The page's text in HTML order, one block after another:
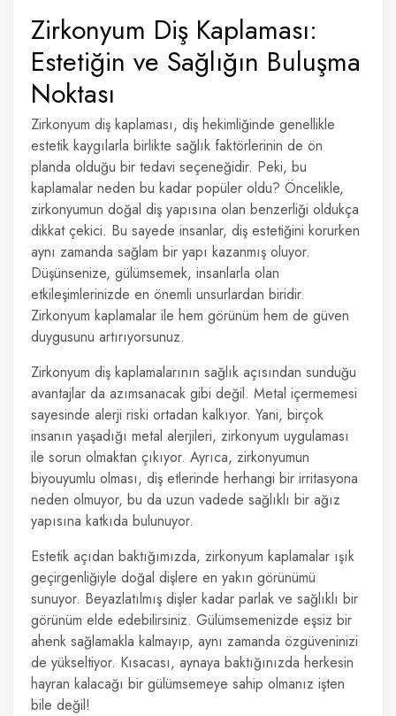
Zirkonyum Diş Kaplaması:
Estetiğin ve Sağlığın Buluşma
Noktası
Zirkonyum diş kaplaması, diş hekimliğinde genellikle
estetik kaygılarla birlikte sağlık faktörlerinin de ön
planda olduğu bir tedavi seçeneğidir. Peki, bu
kaplamalar neden bu kadar popüler oldu? Öncelikle,
zirkonyumun doğal diş yapısına olan benzerliği oldukça
dikkat çekici. Bu sayede insanlar, diş estetiğini korurken
aynı zamanda sağlam bir yapı kazanmış oluyor.
Düşünsenize, gülümsemek, insanlarla olan
etkileşimlerinizde en önemli unsurlardan biridir.
Zirkonyum kaplamalar ile hem görünüm hem de güven
duygusunu artırıyorsunuz.
Zirkonyum diş kaplamalarının sağlık açısından sunduğu
avantajlar da azımsanacak gibi değil. Metal içermemesi
sayesinde alerji riski ortadan kalkıyor. Yani, birçok
insanın yaşadığı metal alerjileri, zirkonyum uygulaması
ile sorun olmaktan çıkıyor. Ayrıca, zirkonyumun
biyouyumlu olması, diş etlerinde herhangi bir irritasyona
neden olmuyor, bu da uzun vadede sağlıklı bir ağız
yapısına katkıda bulunuyor.
Estetik açıdan baktığımızda, zirkonyum kaplamalar ışık
geçirgenliğiyle doğal dişlere en yakın görünümü
sunuyor. Beyazlatılmış dişler kadar parlak ve sağlıklı bir
görünüm elde edebilirsiniz. Gülümsemenizde eşsiz bir
ahenk sağlamakla kalmayıp, aynı zamanda özgüveninizi
de yükseltiyor. Kısacası, aynaya baktığınızda herkesin
hayran kalacağı bir gülümsemeye sahip olmanız işten
bile değil!